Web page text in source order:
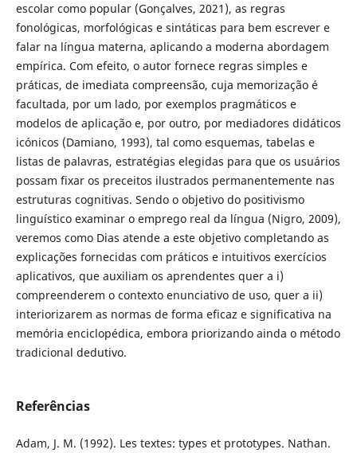
escolar como popular (Gonçalves, 2021), as regras
fonológicas, morfológicas e sintáticas para bem escrever e
falar na língua materna, aplicando a moderna abordagem
empírica. Com efeito, o autor fornece regras simples e
práticas, de imediata compreensão, cuja memorização é
facultada, por um lado, por exemplos pragmáticos e
modelos de aplicação e, por outro, por mediadores didáticos
icónicos (Damiano, 1993), tal como esquemas, tabelas e
listas de palavras, estratégias elegidas para que os usuários
possam fixar os preceitos ilustrados permanentemente nas
estruturas cognitivas. Sendo o objetivo do positivismo
linguístico examinar o emprego real da língua (Nigro, 2009),
veremos como Dias atende a este objetivo completando as
explicações fornecidas com práticos e intuitivos exercícios
aplicativos, que auxiliam os aprendentes quer a i)
compreenderem o contexto enunciativo de uso, quer a ii)
interiorizarem as normas de forma eficaz e significativa na
memória enciclopédica, embora priorizando ainda o método
tradicional dedutivo.
Referências
Adam, J. M. (1992). Les textes: types et prototypes. Nathan.